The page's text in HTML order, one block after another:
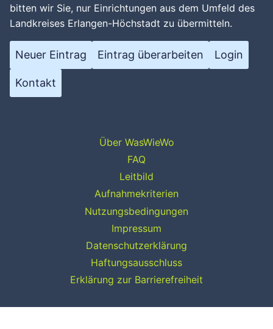
bitten wir Sie, nur Einrichtungen aus dem Umfeld des
Landkreises Erlangen-Höchstadt zu übermitteln.
Neuer Eintrag Eintrag überarbeiten Login
Kontakt
Über WasWieWo
FAQ
Leitbild
Aufnahmekriterien
Nutzungsbedingungen
Impressum
Datenschutzerklärung
Haftungsausschluss
Erklärung zur Barrierefreiheit